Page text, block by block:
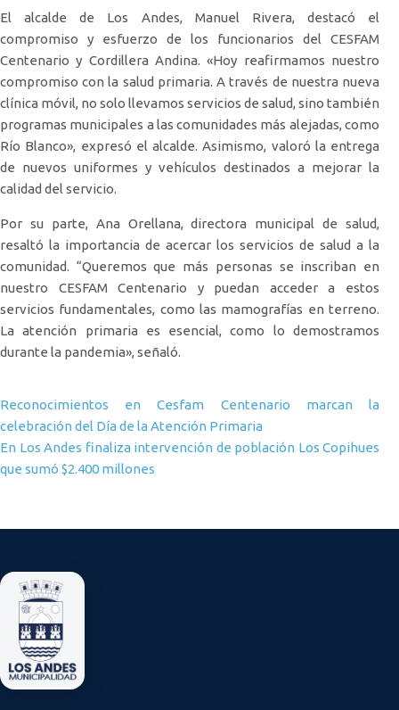
El alcalde de Los Andes, Manuel Rivera, destacó el
compromiso y esfuerzo de los funcionarios del CESFAM
Centenario y Cordillera Andina. «Hoy reafirmamos nuestro
compromiso con la salud primaria. A través de nuestra nueva
clínica móvil, no solo llevamos servicios de salud, sino también
programas municipales a las comunidades más alejadas, como
Río Blanco», expresó el alcalde. Asimismo, valoró la entrega
de nuevos uniformes y vehículos destinados a mejorar la
calidad del servicio.
Por su parte, Ana Orellana, directora municipal de salud,
resaltó la importancia de acercar los servicios de salud a la
comunidad. “Queremos que más personas se inscriban en
nuestro CESFAM Centenario y puedan acceder a estos
servicios fundamentales, como las mamografías en terreno.
La atención primaria es esencial, como lo demostramos
durante la pandemia», señaló.
Navegación de entradas
Reconocimientos en Cesfam Centenario marcan la
celebración del Día de la Atención Primaria
En Los Andes finaliza intervención de población Los Copihues
que sumó $2.400 millones